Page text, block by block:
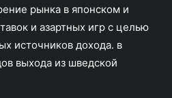
рынка в японском и
и азартных игр с целью
источников дохода. в
выхода из шведской